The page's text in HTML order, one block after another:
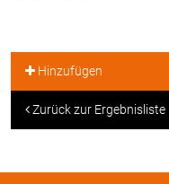
Hinzufügen
Zurück zur Ergebnisliste